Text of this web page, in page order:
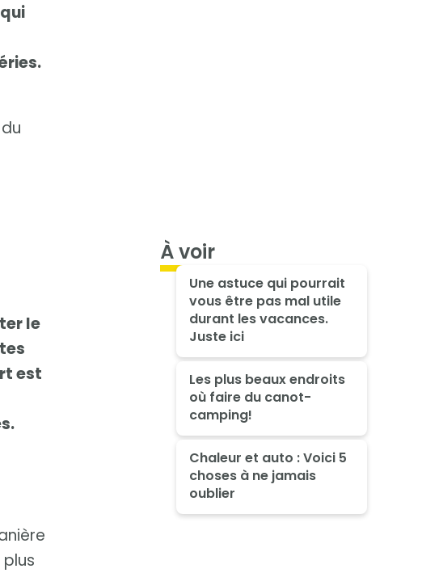
le
est
À voir
Une astuce qui pourrait
vous être pas mal utile
durant les vacances.
Juste ici
Les plus beaux endroits
où faire du canot-
camping!
Chaleur et auto : Voici 5
choses à ne jamais
oublier